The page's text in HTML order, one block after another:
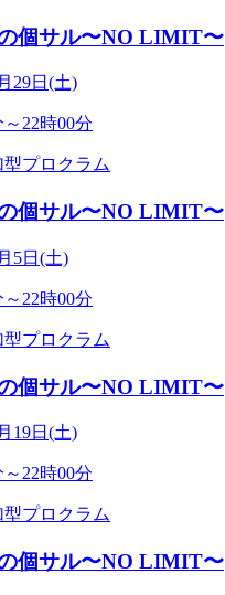
個サル〜NO LIMIT〜
29日(土)
～22時00分
プロクラム
個サル〜NO LIMIT〜
5日(土)
～22時00分
プロクラム
個サル〜NO LIMIT〜
19日(土)
～22時00分
プロクラム
個サル〜NO LIMIT〜